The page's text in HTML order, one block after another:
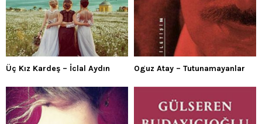
Üç Kız Kardeş – İclal Aydın Oguz Atay – Tutunamayanlar